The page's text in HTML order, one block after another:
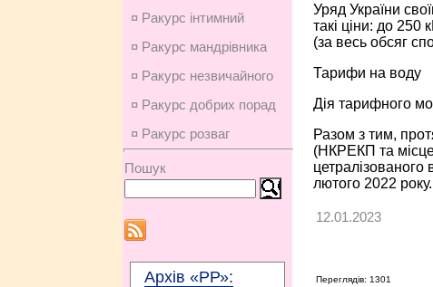
¤ Ракурс інтимний
¤ Ракурс мандрівника
¤ Ракурс незвичайного
¤ Ракурс добрих порад
¤ Ракурс розваг
Пошук
Архів «РР»:
Уряд України
такі ціни: до 250
(за весь обсяг
Тарифи на воду
Дія тарифного
Разом з тим,
(НКРЕКП та
лютого 2022 року.
12.01.2023
Переглядів: 1301